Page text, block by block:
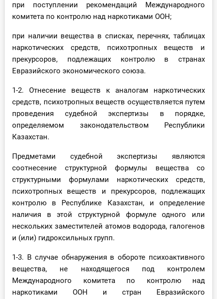
при поступлении рекомендаций Международного
комитета по контролю над наркотиками ООН;
при наличии вещества в списках, перечнях, таблицах
наркотических средств, психотропных веществ и
прекурсоров, подлежащих контролю в странах
Евразийского экономического союза.
1-2. Отнесение веществ к аналогам наркотических
средств, психотропных веществ осуществляется путем
проведения судебной экспертизы в порядке,
определяемом законодательством Республики
Казахстан.
Предметами судебной экспертизы являются
соотнесение структурной формулы вещества со
структурными формулами наркотических средств,
психотропных веществ и прекурсоров, подлежащих
контролю в Республике Казахстан, и определение
наличия в этой структурной формуле одного или
нескольких заместителей атомов водорода, галогенов
и (или) гидроксильных групп.
1-3. В случае обнаружения в обороте психоактивного
вещества, не находящегося под контролем
Международного комитета по контролю над
наркотиками ООН и стран Евразийского